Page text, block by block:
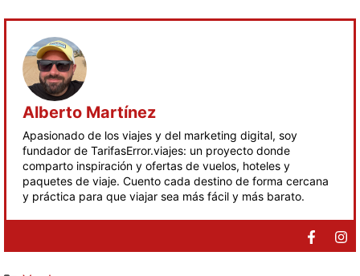
Alberto Martínez
Apasionado de los viajes y del marketing digital, soy
fundador de TarifasError.viajes: un proyecto donde
comparto inspiración y ofertas de vuelos, hoteles y
paquetes de viaje. Cuento cada destino de forma cercana
y práctica para que viajar sea más fácil y más barato.